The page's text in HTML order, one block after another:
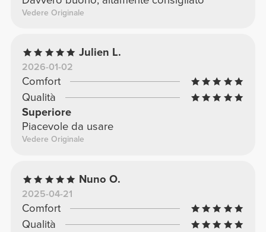
Vedere Originale
Julien L.
2026-01-02
Comfort
Qualità
Superiore
Piacevole da usare
Vedere Originale
Nuno O.
2025-04-21
Comfort
Qualità